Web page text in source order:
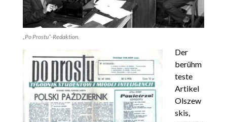
„Po Prostu“-Redaktion.
Der
berühm
teste
Artikel
Olszew
skis,